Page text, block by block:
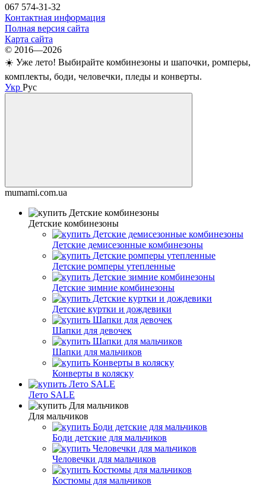
067 574-31-32
Контактная информация
Полная версия сайта
Карта сайта
© 2016—2026
☀️ Уже лето! Выбирайте комбинезоны и шапочки, ромперы,
комплекты, боди, человечки, пледы и конверты.
Укр Рус
mumami.com.ua
Детские комбинезоны
Детские демисезонные комбинезоны
Детские ромперы утепленные
Детские зимние комбинезоны
Детские куртки и дождевики
Шапки для девочек
Шапки для мальчиков
Конверты в коляску
Лето SALE
Для мальчиков
Боди детские для мальчиков
Человечки для мальчиков
Костюмы для мальчиков